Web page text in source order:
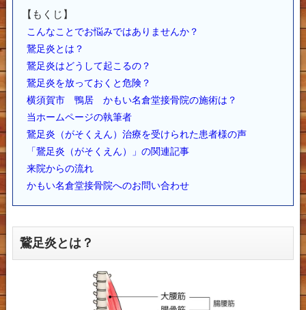
【もくじ】
こんなことでお悩みではありませんか？
鵞足炎とは？
鵞足炎はどうして起こるの？
鵞足炎を放っておくと危険？
横須賀市 鴨居 かもい名倉堂接骨院の施術は？
当ホームページの執筆者
鵞足炎（がそくえん）治療を受けられた患者様の声
「鵞足炎（がそくえん）」の関連記事
来院からの流れ
かもい名倉堂接骨院へのお問い合わせ
鵞足炎とは？